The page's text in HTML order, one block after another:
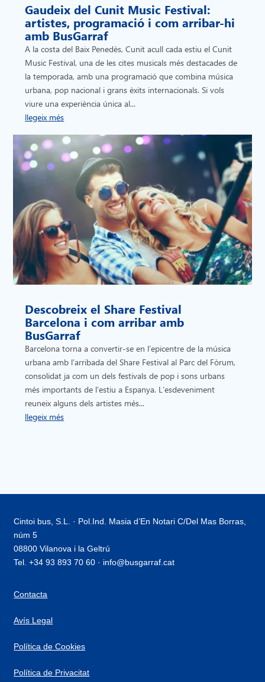
Gaudeix del Cunit Music Festival:
artistes, programació i com arribar-hi
amb BusGarraf
A la costa del Baix Penedès, Cunit acull cada estiu el Cunit
Music Festival, una de les cites musicals més destacades de
la temporada, amb una programació que combina música
urbana, pop nacional i grans èxits internacionals. Si vols
viure una experiència única al...
llegeix més
Descobreix el Share Festival
Barcelona i com arribar amb
BusGarraf
Barcelona torna a convertir-se en l’epicentre de la música
urbana amb l’arribada del Share Festival al Parc del Fòrum,
consolidat ja com un dels festivals de pop i sons urbans
més importants de l’estiu a Espanya. L’esdeveniment
reuneix alguns dels artistes més...
llegeix més
Cintoi bus, S.L. · Pol.Ind. Masia d’En Notari C/Del Mas Borras,
núm 5
08800 Vilanova i la Geltrú
Tel. +34 93 893 70 60 · info@busgarraf.cat
Contacta
Avís Legal
Política de Cookies
Política de Privacitat